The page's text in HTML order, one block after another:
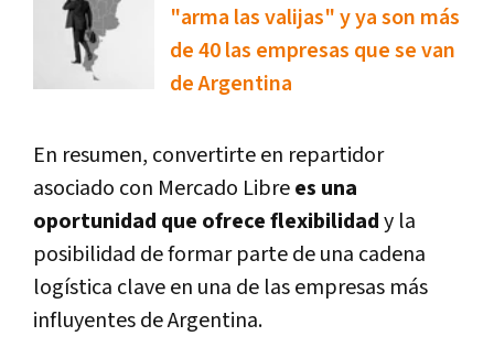
"arma las valijas" y ya son más
de 40 las empresas que se van
de Argentina
En resumen, convertirte en repartidor
asociado con Mercado Librees una
oportunidad que ofrece flexibilidady la
posibilidad de formar parte de una cadena
logística clave en una de las empresas más
influyentes de Argentina.